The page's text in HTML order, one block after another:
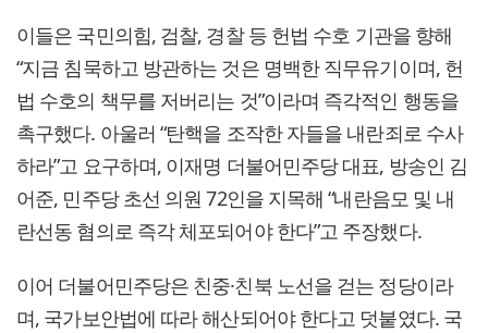
이들은 국민의힘, 검찰, 경찰 등 헌법 수호 기관을 향해
“지금 침묵하고 방관하는 것은 명백한 직무유기이며, 헌
법 수호의 책무를 저버리는 것”이라며 즉각적인 행동을
촉구했다. 아울러 “탄핵을 조작한 자들을 내란죄로 수사
하라”고 요구하며, 이재명 더불어민주당 대표, 방송인 김
어준, 민주당 초선 의원 72인을 지목해 “내란음모 및 내
란선동 혐의로 즉각 체포되어야 한다”고 주장했다.
이어 더불어민주당은 친중·친북 노선을 걷는 정당이라
며, 국가보안법에 따라 해산되어야 한다고 덧붙였다. 국